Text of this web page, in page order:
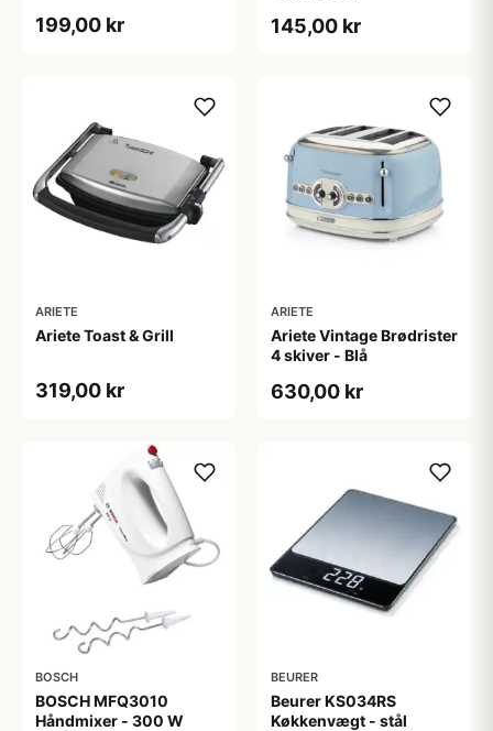
199,00 kr 145,00 kr
ARIETE
Ariete Toast & Grill
319,00 kr
ARIETE
Ariete Vintage Brødrister
4 skiver - Blå
630,00 kr
BOSCH
BOSCH MFQ3010
Håndmixer - 300 W
BEURER
Beurer KS034RS
Køkkenvægt - stål